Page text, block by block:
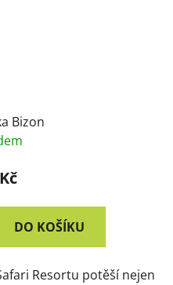
Bizon
DO KOŠÍKU
Resortu potěší nejen